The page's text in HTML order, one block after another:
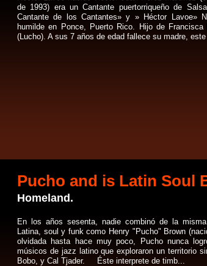
de 1993) era un Cantante puertorriqueño de
Cantante de los Cantantes» y » Héctor Lavoe»
humilde en Ponce, Puerto Rico. Hijo de
(Lucho). A sus 7 años de edad fallece su madre,
Pucho and is Latin Soul
Homeland.
En los años sesenta, nadie combinó de la
Latina, soul y funk como Henry "Pucho" Brown
olvidada hasta hace muy poco, Pucho nunca
músicos de jazz latino que exploraron un territorio
Bobo, y Cal Tjader. Éste interprete de timb...